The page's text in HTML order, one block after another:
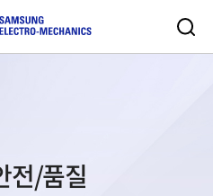
전/품질